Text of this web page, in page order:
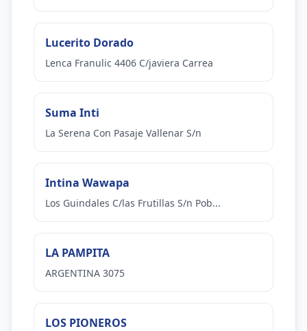
Lucerito Dorado
Lenca Franulic 4406 C/javiera Carrea
Suma Inti
La Serena Con Pasaje Vallenar S/n
Intina Wawapa
Los Guindales C/las Frutillas S/n Pob...
LA PAMPITA
ARGENTINA 3075
LOS PIONEROS